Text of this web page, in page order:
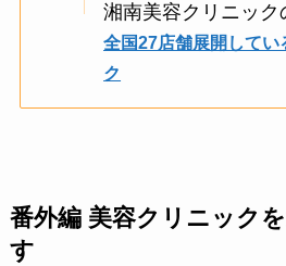
湘南美容クリニック
全国27店舗展開してい
ク
番外編 美容クリニック
す